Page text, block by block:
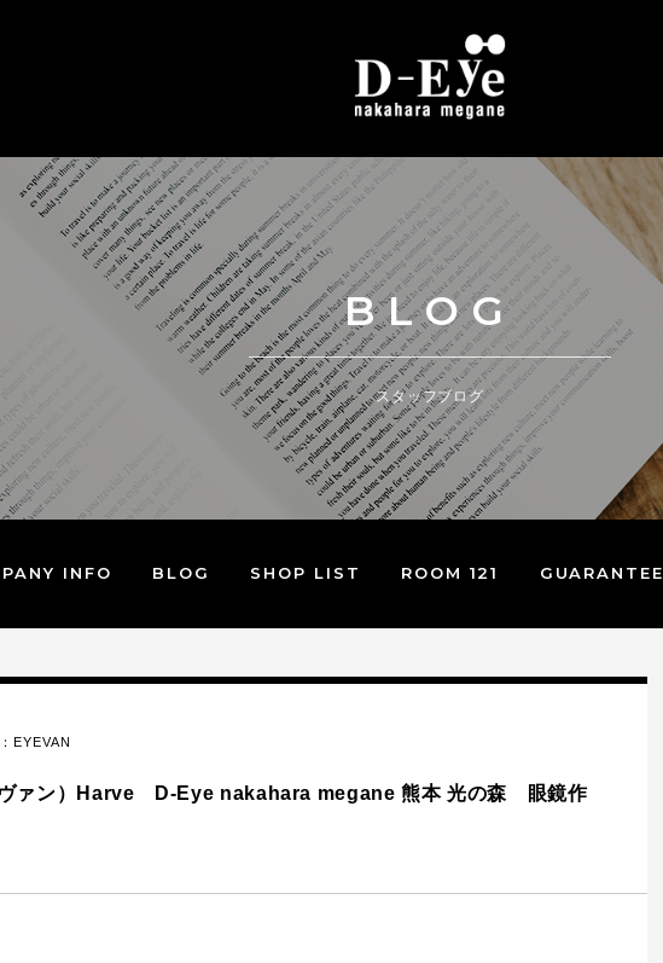
BLOG
スタッフブログ
INFO BLOG SHOP LIST ROOM 121 GUARANTEE
EYEVAN
ァン）Harve D-Eye nakahara megane 熊本 光の森 眼鏡作